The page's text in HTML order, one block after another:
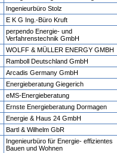
Ingenieurbüro Stolz
E K G Ing.-Büro Kruft
perpendo Energie- und
Verfahrenstechnik GmbH
WOLFF & MÜLLER ENERGY GMBH
Ramboll Deutschland GmbH
Arcadis Germany GmbH
Energieberatung Giegerich
eMS-Energieberatung
Ernste Energieberatung Dormagen
Energie & Haus 24 GmbH
Bartl & Wilhelm GbR
Ingenieurbüro für Energie- effizientes
Bauen und Wohnen